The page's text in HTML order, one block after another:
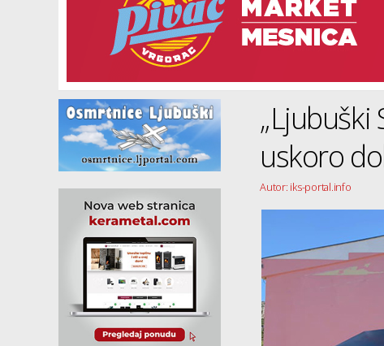
„Ljubuški
uskoro
Autor: iks-portal.info